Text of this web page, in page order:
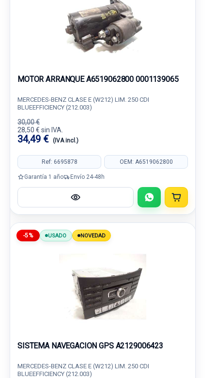
MOTOR ARRANQUE A6519062800 0001139065
MERCEDES-BENZ CLASE E (W212) LIM. 250 CDI
BLUEEFFICIENCY (212.003)
30,00 €
28,50 € sin IVA.
34,49 € (IVA incl.)
Ref: 6695878 OEM: A6519062800
Garantía 1 año Envío 24-48h
-5% USADO NOVEDAD
SISTEMA NAVEGACION GPS A2129006423
MERCEDES-BENZ CLASE E (W212) LIM. 250 CDI
BLUEEFFICIENCY (212.003)